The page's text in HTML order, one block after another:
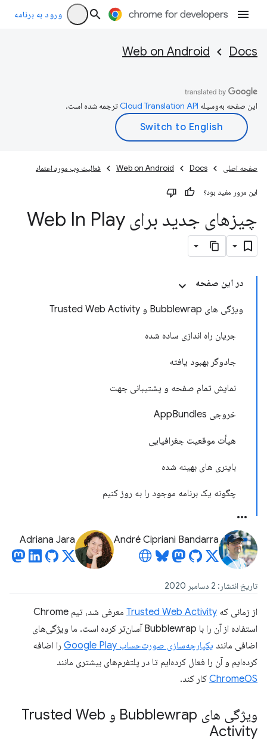
ورود به برنامه
Docs
Web on Android
این صفحه به‌وسیله ترجمه شده است.
صفحه اصلی Docs
Web on Android فعالیت وب مورد اعتماد
این مرور مفید بود؟
چیزهای جدید برای Web In Play
در این صفحه
ویژگی های Bubblewrap و Trusted Web Activity
جریان راه اندازی ساده شده
جادوگر بهبود یافته
نمایش تمام صفحه و پشتیبانی جهت
خروجی AppBundles
هیأت موقعیت جغرافیایی
باینری های بهینه شده
چگونه یک برنامه موجود را به روز کنیم
André Cipriani Bandarra
Adriana Jara
تاریخ انتشار: 2 دسامبر 2020
از زمانی که Trusted Web Activity
معرفی شد، تیم Chrome
استفاده از آن را با Bubblewrap آسان‌تر کرده است. ما ویژگی‌های
اضافی مانند یکپارچه‌سازی صورت‌حساب Google Play
را اضافه
کرده‌ایم و آن را فعال کرده‌ایم تا در پلتفرم‌های بیشتری مانند
ChromeOS کار کند.
ویژگی های Bubblewrap و Trusted Web
Activity